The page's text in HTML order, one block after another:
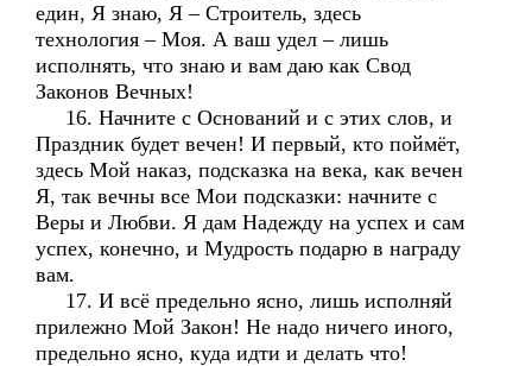
един, Я знаю, Я – Строитель, здесь
технология – Моя. А ваш удел – лишь
исполнять, что знаю и вам даю как Свод
Законов Вечных!
16. Начните с Оснований и с этих слов, и
Праздник будет вечен! И первый, кто поймёт,
здесь Мой наказ, подсказка на века, как вечен
Я, так вечны все Мои подсказки: начните с
Веры и Любви. Я дам Надежду на успех и сам
успех, конечно, и Мудрость подарю в награду
вам.
17. И всё предельно ясно, лишь исполняй
прилежно Мой Закон! Не надо ничего иного,
предельно ясно, куда идти и делать что!